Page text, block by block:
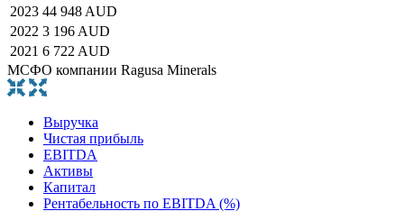
2023 44 948 AUD
2022 3 196 AUD
2021 6 722 AUD
МСФО компании Ragusa Minerals
Выручка
Чистая прибыль
EBITDA
Активы
Капитал
Рентабельность по EBITDA (%)